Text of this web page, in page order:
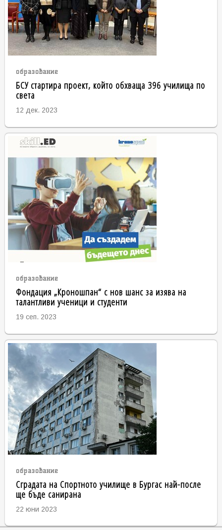
образование
БСУ стартира проект, който обхваща 396 училища по
света
12 дек. 2023
образование
Фондация „Кроношпан“ с нов шанс за изява на
талантливи ученици и студенти
19 сеп. 2023
образование
Сградата на Спортното училище в Бургас най-после
ще бъде санирана
22 юни 2023